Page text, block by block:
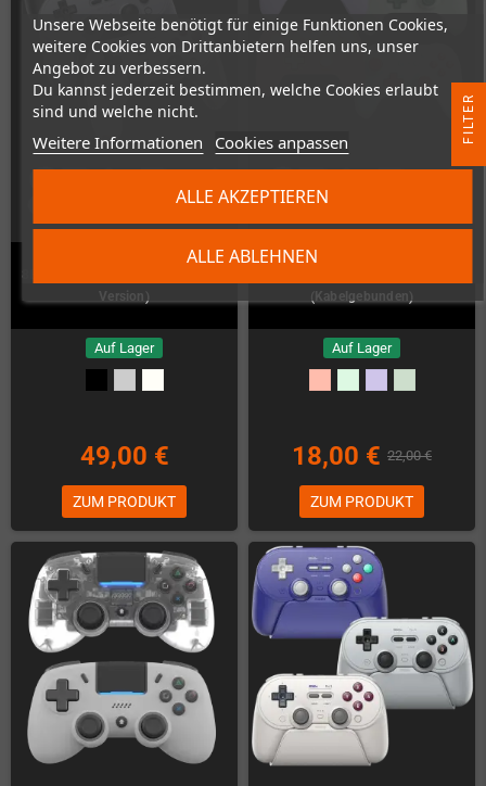
Unsere Webseite benötigt für einige Funktionen Cookies,
weitere Cookies von Drittanbietern helfen uns, unser
Angebot zu verbessern.
Du kannst jederzeit bestimmen, welche Cookies erlaubt
sind und welche nicht.
Weitere Informationen Cookies anpassen
ALLE ABLEHNEN
ALLE AKZEPTIEREN
Version)
Auf Lager
49,00 €
ZUM PRODUKT
(Kabelgebunden)
Auf Lager
18,00 € 22,00 €
ZUM PRODUKT
R